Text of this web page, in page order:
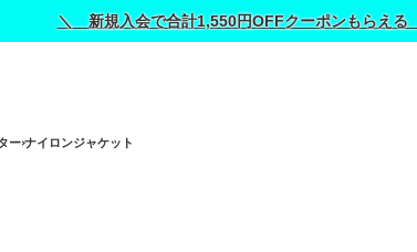
＼ 新規入会で合計1,550円OFFクーポンもらえ
ー ナイロンジャケット